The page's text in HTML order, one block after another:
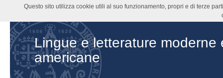
Lingue e letterature moderne
americane
Questo sito utilizza cookie utili al suo funzionamento, propri e di terze